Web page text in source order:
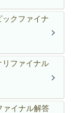
クファイナ
リファイナル
ァイナル解答